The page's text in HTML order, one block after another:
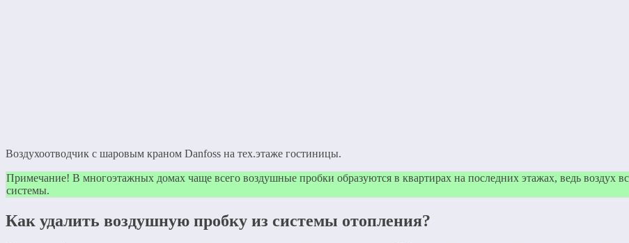
Воздухоотводчик с шаровым краном Danfoss на тех.этаже гостиницы.
Примечание! В многоэтажных домах чаще всего воздушные пробки образуются в квартирах на последних этажах, ведь воздух
системы.
Как удалить воздушную пробку из системы отопления?